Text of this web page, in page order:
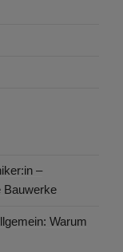
–
Bauwerke
Warum